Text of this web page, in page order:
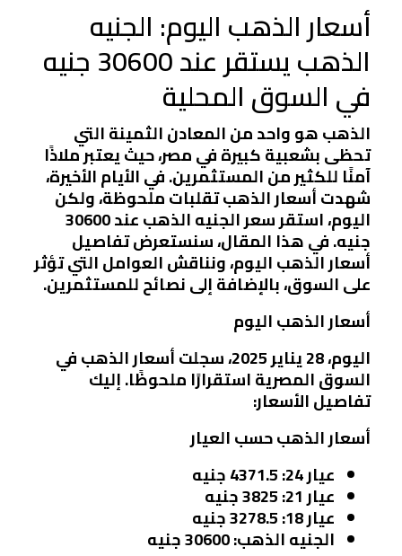
أسعار الذهب اليوم: الجنيه
الذهب يستقر عند 30600 جنيه
في السوق المحلية
الذهب هو واحد من المعادن الثمينة التي
تحظى بشعبية كبيرة في مصر، حيث يعتبر ملاذًا
آمنًا للكثير من المستثمرين. في الأيام الأخيرة،
شهدت أسعار الذهب تقلبات ملحوظة، ولكن
اليوم، استقر سعر الجنيه الذهب عند 30600
جنيه. في هذا المقال، سنستعرض تفاصيل
أسعار الذهب اليوم، ونناقش العوامل التي تؤثر
على السوق، بالإضافة إلى نصائح للمستثمرين.
أسعار الذهب اليوم
اليوم، 28 يناير 2025، سجلت أسعار الذهب في
السوق المصرية استقرارًا ملحوظًا. إليك
تفاصيل الأسعار:
أسعار الذهب حسب العيار
عيار 24
: 4371.5 جنيه
عيار 21 : 3825 جنيه
عيار 18 : 3278.5 جنيه
الجنيه الذهب: 30600 جنيه